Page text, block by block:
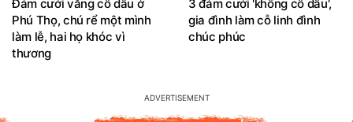
Đám cưới vắng cô dâu ở
Phú Thọ, chú rể một mình
làm lễ, hai họ khóc vì
thương
3 đám cưới 'không cô dâu',
gia đình làm cỗ linh đình
chúc phúc